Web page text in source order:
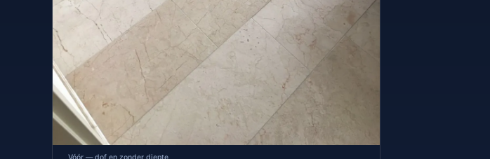
Vóór — dof en zonder diepte